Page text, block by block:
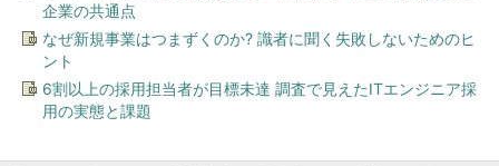
企業の共通点
なぜ新規事業はつまずくのか? 識者に聞く失敗しないためのヒ
ント
6割以上の採用担当者が目標未達 調査で見えたITエンジニア採
用の実態と課題